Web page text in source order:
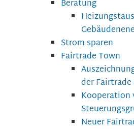
Beratung
Strom sparen
Fairtrade Town
der
Kooperation
Neuer